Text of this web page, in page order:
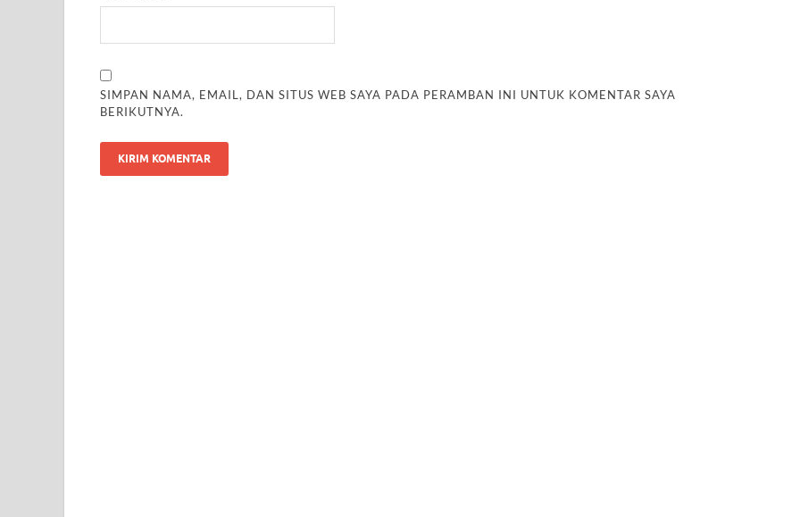
SIMPAN NAMA, EMAIL, DAN SITUS WEB SAYA PADA PERAMBAN INI UNTUK KOMENTAR SAYA
BERIKUTNYA.